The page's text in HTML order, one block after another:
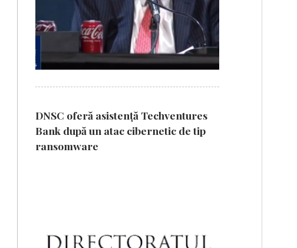
DNSC oferă asistență Techventures
Bank după un atac cibernetic de tip
ransomware